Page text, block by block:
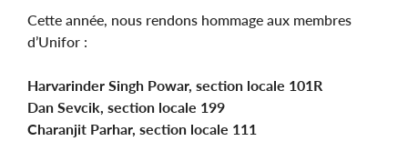
Cette année, nous rendons hommage aux membres
d’Unifor :
Harvarinder Singh Powar, section locale 101R
Dan Sevcik, section locale 199
Charanjit Parhar, section locale 111